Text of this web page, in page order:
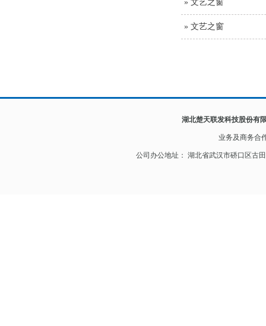
» 文艺之窗
» 文艺之窗
湖北楚天联发科技股份有
业务及商务合
公司办公地址： 湖北省武汉市硚口区古